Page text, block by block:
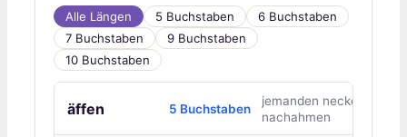
Alle Längen 5 Buchstaben
6 Buchstaben
7 Buchstaben
9 Buchstaben
10 Buchstaben
äffen 5 Buchstaben
jemanden neckend
nachahmen